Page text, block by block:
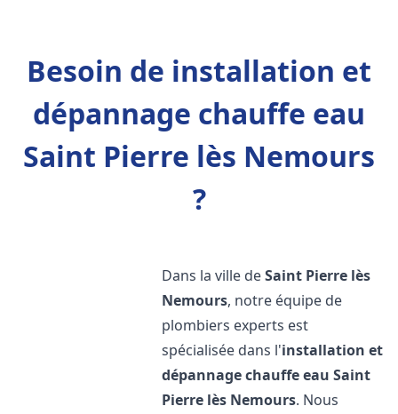
Besoin de installation et
dépannage chauffe eau
Saint Pierre lès Nemours
?
Dans la ville deSaint Pierre lès
Nemours, notre équipe de
plombiers experts est
spécialisée dans l'installation et
dépannage chauffe eau Saint
Pierre lès Nemours. Nous